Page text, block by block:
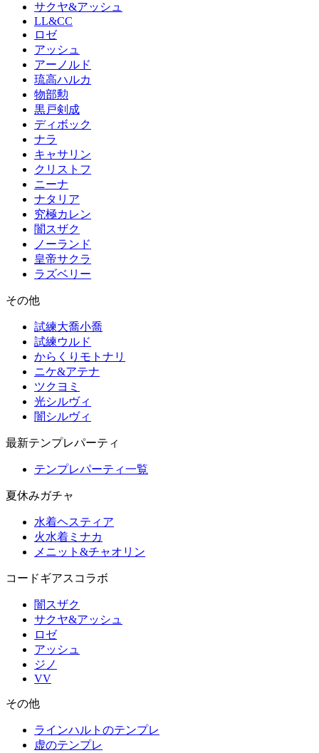
サクヤ&アッシュ
LL&CC
ロゼ
アッシュ
アーノルド
琉高ハルカ
物部勲
黒戸剣成
ディボック
ナラ
キャサリン
クリストフ
ニーナ
ナタリア
究極カレン
闇スザク
ノーランド
皇帝サクラ
ラズベリー
その他
試練大喬小喬
試練ウルド
からくりモトナリ
ニケ&アテナ
ツクヨミ
光シルヴィ
闇シルヴィ
最新テンプレパーティ
テンプレパーティ一覧
夏休みガチャ
水着ヘスティア
火水着ミナカ
メニット&チャオリン
コードギアスコラボ
闇スザク
サクヤ&アッシュ
ロゼ
アッシュ
ジノ
VV
その他
ラインハルトのテンプレ
虚のテンプレ